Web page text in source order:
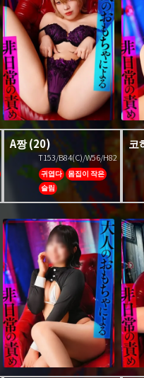
A짱(20)
T153/B84(C)/W56/H82
귀엽다 몸집이 작은
슬림
코